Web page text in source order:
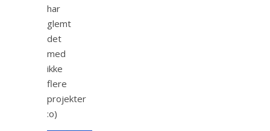
har
glemt
det
med
ikke
flere
projekter
:o)